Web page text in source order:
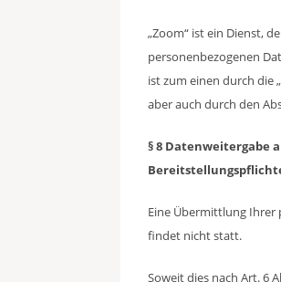
„Zoom“ ist ein Dienst,
personenbezogenen
ist zum einen durch die
aber auch durch den
§ 8 Datenweitergabe
Eine Übermittlung Ihrer
findet nicht statt.
Soweit dies nach Art. 6